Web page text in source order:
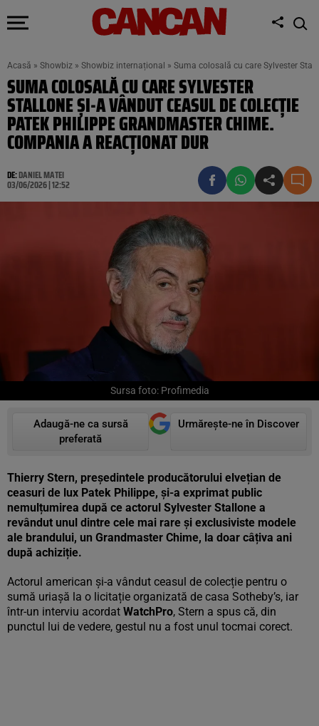
Acasă » Showbiz » Showbiz internațional » Suma colosală cu care Sylvester
SUMA COLOSALĂ CU CARE SYLVESTER
STALLONE ȘI-A VÂNDUT CEASUL DE COLECȚIE
PATEK PHILIPPE GRANDMASTER CHIME.
COMPANIA A REACȚIONAT DUR
DE:DANIEL MATEI
03/06/2026 | 12:52
Sursa foto: Profimedia
Adaugă-ne ca sursă
preferată
Urmărește-ne în Discover
Thierry Stern, președintele producătorului elvețian de
ceasuri de lux Patek Philippe, și-a exprimat public
nemulțumirea după ce actorul Sylvester Stallone a
revândut unul dintre cele mai rare și exclusiviste modele
ale brandului, un Grandmaster Chime, la doar câțiva ani
după achiziție.
Actorul american și-a vândut ceasul de colecție pentru o
sumă uriașă la o licitație organizată de casa Sotheby’s, iar
într-un interviu acordat WatchPro, Stern a spus că, din
punctul lui de vedere, gestul nu a fost unul tocmai corect.